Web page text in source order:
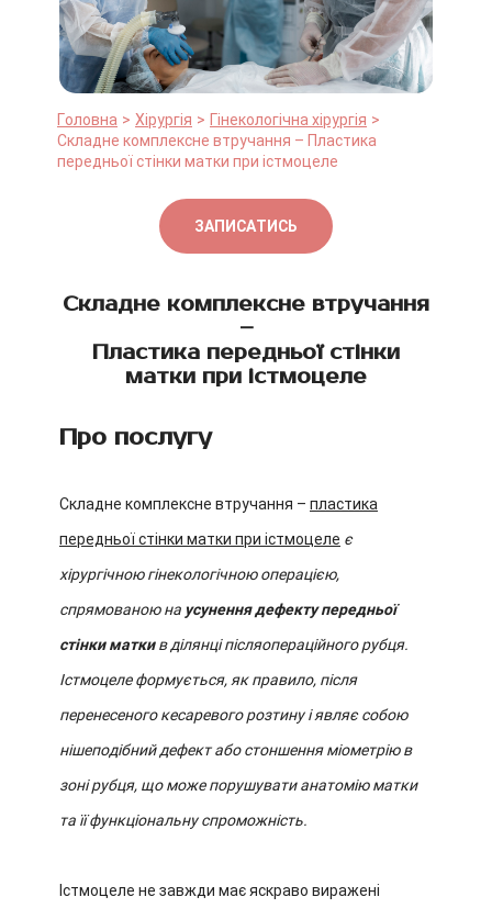
Головна Хірургія
Гінекологічна хірургія
Складне комплексне втручання – Пластика
передньої стінки матки при істмоцеле
ЗАПИСАТИСЬ
Складне комплексне втручання
–
Пластика передньої стінки
матки при істмоцеле
Про послугу
Складне комплексне втручання – пластика
передньої стінки матки при істмоцеле є
хірургічною гінекологічною операцією,
спрямованою на усунення дефекту передньої
стінки маткив ділянці післяопераційного рубця.
Істмоцеле формується, як правило, після
перенесеного кесаревого розтину і являє собою
нішеподібний дефект або стоншення міометрію в
зоні рубця, що може порушувати анатомію матки
та її функціональну спроможність.
Істмоцеле не завжди має яскраво виражені